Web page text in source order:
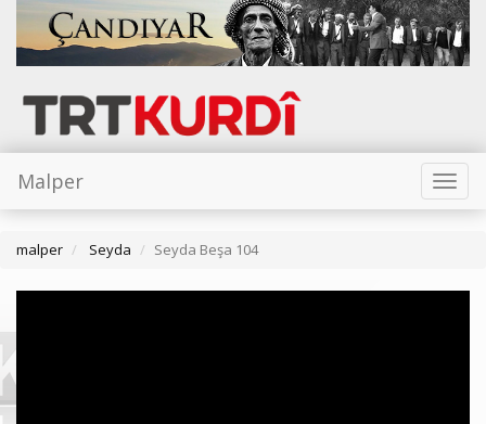
Toggle
Malper
malper Seyda Seyda Beşa 104